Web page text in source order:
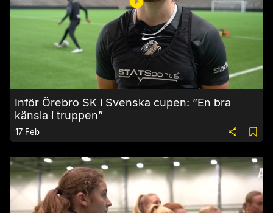
Inför Örebro SK i Svenska cupen: ”En bra
känsla i truppen”
17 Feb